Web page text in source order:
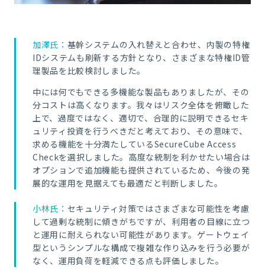
加澤氏： 基幹システムの入れ替えと合わせ、内製の特権
IDシステムも刷新する方針となり、さまざまな特権ID管
理製品を比較検討しました。
中には何でもできる多機能な製品もありましたが、その
分コストは高くなります。我々はリスク全体を俯瞰した
上で、過度ではなく、適切で、合理的に説明できるセキ
ュリティ投資を行うべきだと考えており、その意味で、
求める機能を十分満たしているSecureCube Access
Checkを選択しました。高度な統制を利かせたい場合は
オプションで追加機能も提供されているため、今後の発
展的な運用を見据えても最適だと判断しました。
小林氏： セキュリティ対策ではさまざまな可能性を考慮
して過剰な統制に傾きがちですが、利用者の目線に立つ
と運用に耐えられない可能性があります。ゲートウェイ
型というシンプルな構成で複雑な作り込みを行う必要が
なく、運用負荷を軽減できる点も評価しました。